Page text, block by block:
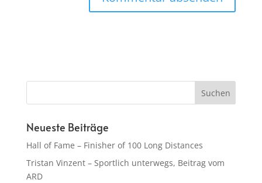
Neueste Beiträge
Hall of Fame – Finisher of 100 Long Distances
Tristan Vinzent – Sportlich unterwegs, Beitrag vom
ARD